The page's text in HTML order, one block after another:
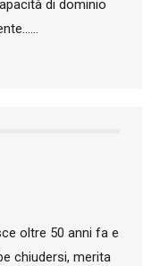
di dominio
oltre 50 anni fa e
chiudersi, merita